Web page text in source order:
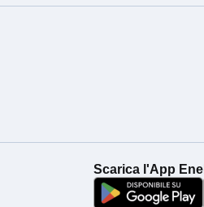
Scarica l'App Enel